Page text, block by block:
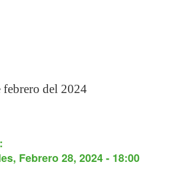
febrero del 2024
Febrero 28, 2024 - 18:00